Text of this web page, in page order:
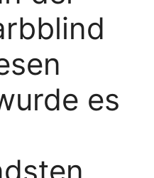
es